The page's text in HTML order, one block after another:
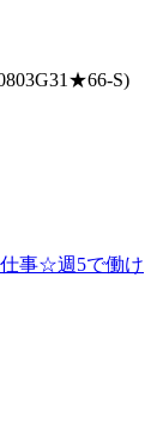
S)
仕事☆週5で働け